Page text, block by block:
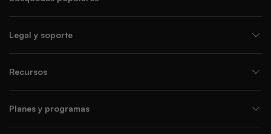
Legal y soporte
Recursos
Planes y programas